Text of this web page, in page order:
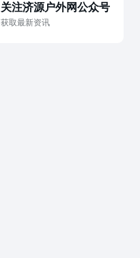
关注济源户外网公众号
获取最新资讯